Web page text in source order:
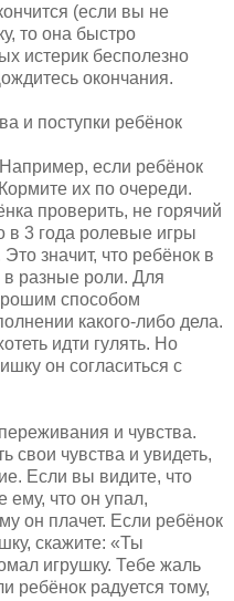
(если вы не
то она быстро
истерик бесполезно
окончания.
и поступки ребёнок
если ребёнок
их по очереди.
проверить, не горячий
в 3 года ролевые игры
значит, что ребёнок в
разные роли. Для
способом
какого-либо дела.
идти гулять. Но
он согласиться с
и чувства.
свои чувства и увидеть,
Если вы видите, что
ему, что он упал,
он плачет. Если ребёнок
скажите: «Ты
игрушку. Тебе жаль
ребёнок радуется тому,